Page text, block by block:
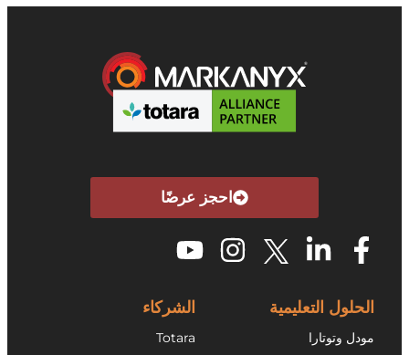
احجز عرضًا
الحلول التعليمية
مودل وتوتارا
الشركاء
Totara